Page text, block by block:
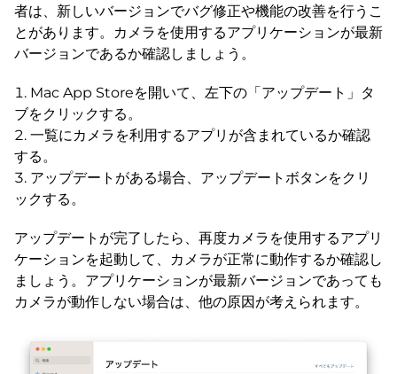
者は、新しいバージョンでバグ修正や機能の改善を行うこ
とがあります。カメラを使用するアプリケーションが最新
バージョンであるか確認しましょう。
Mac App Storeを開いて、左下の「アップデート」タ
ブをクリックする。
一覧にカメラを利用するアプリが含まれているか確認
する。
アップデートがある場合、アップデートボタンをクリ
ックする。
アップデートが完了したら、再度カメラを使用するアプリ
ケーションを起動して、カメラが正常に動作するか確認し
ましょう。アプリケーションが最新バージョンであっても
カメラが動作しない場合は、他の原因が考えられます。